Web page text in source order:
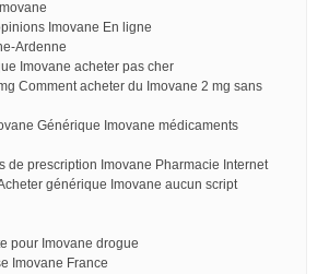
Imovane En ligne
Ardenne
Imovane acheter pas cher
Comment acheter du Imovane 2 mg sans
Générique Imovane médicaments
de prescription Imovane Pharmacie Internet
générique Imovane aucun script
pour Imovane drogue
Imovane France